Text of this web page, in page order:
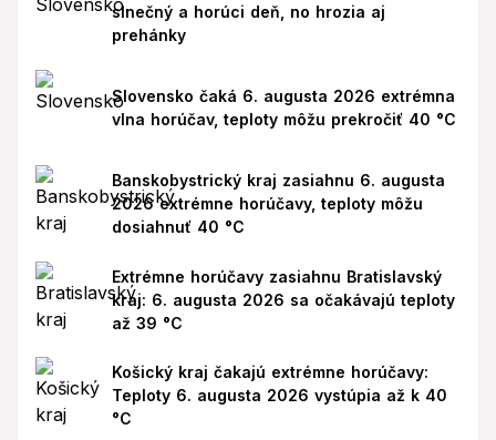
slnečný a horúci deň, no hrozia aj
prehánky
Slovensko čaká 6. augusta 2026 extrémna
vlna horúčav, teploty môžu prekročiť 40 °C
Banskobystrický kraj zasiahnu 6. augusta
2026 extrémne horúčavy, teploty môžu
dosiahnuť 40 °C
Extrémne horúčavy zasiahnu Bratislavský
kraj: 6. augusta 2026 sa očakávajú teploty
až 39 °C
Košický kraj čakajú extrémne horúčavy:
Teploty 6. augusta 2026 vystúpia až k 40
°C